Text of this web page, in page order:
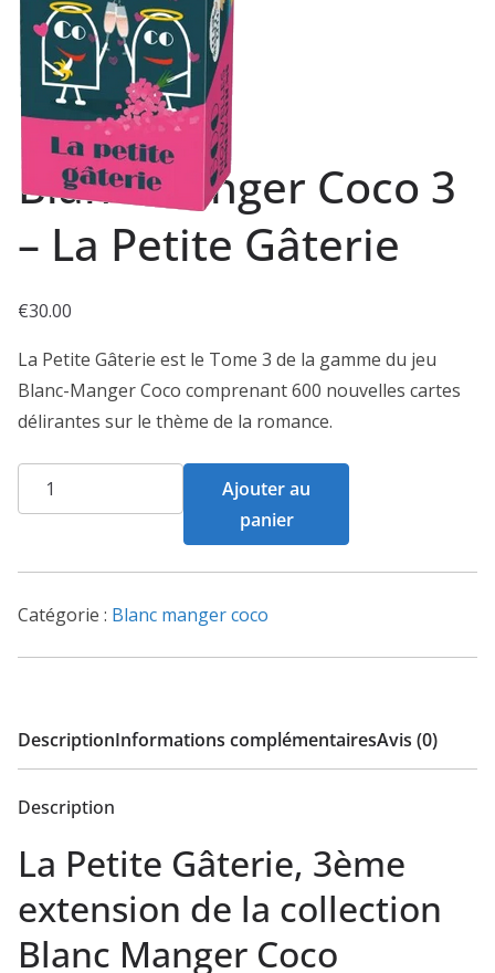
Blanc Manger Coco 3
– La Petite Gâterie
€30.00
La Petite Gâterie est le Tome 3 de la gamme du jeu
Blanc-Manger Coco comprenant 600 nouvelles cartes
délirantes sur le thème de la romance.
quantité
de
Manger
-
Gâterie
Ajouter au
panier
Catégorie : Blanc manger coco
DescriptionInformations complémentairesAvis (0)
Description
La Petite Gâterie, 3ème
extension de la collection
Blanc Manger Coco